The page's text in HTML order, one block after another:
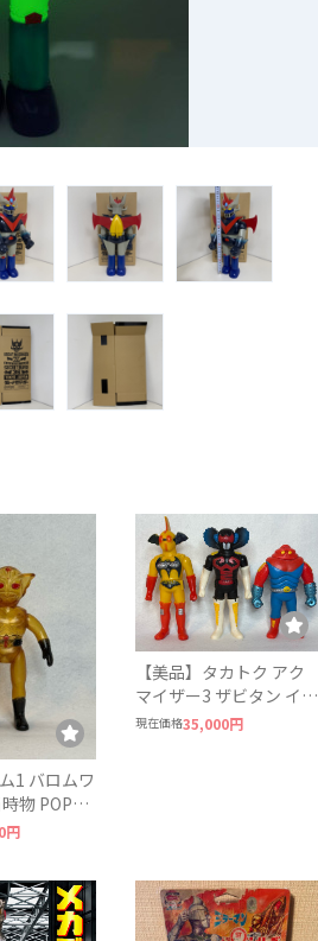
1 バロムワ
物 POPY
ン
円
【美品】タカトク アク
マイザー3 ザビタン イー
ビル ガブラ 3体セット
現在価格35,000円